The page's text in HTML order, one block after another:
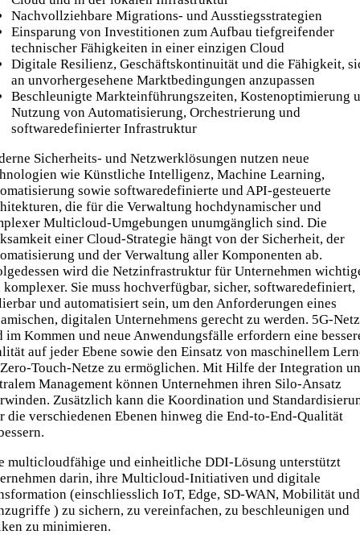
Nachvollziehbare Migrations- und Ausstiegsstrategien
Einsparung von Investitionen zum Aufbau tiefgreifender
technischer Fähigkeiten in einer einzigen Cloud
Digitale Resilienz, Geschäftskontinuität und die Fähigkeit,
an unvorhergesehene Marktbedingungen anzupassen
Beschleunigte Markteinführungszeiten, Kostenoptimierung
Nutzung von Automatisierung, Orchestrierung und
softwaredefinierter Infrastruktur
Sicherheits- und Netzwerklösungen nutzen neue
wie Künstliche Intelligenz, Machine Learning,
sowie softwaredefinierte und API-gesteuerte
die für die Verwaltung hochdynamischer und
Multicloud-Umgebungen unumgänglich sind. Die
einer Cloud-Strategie hängt von der Sicherheit, der
und der Verwaltung aller Komponenten ab.
wird die Netzinfrastruktur für Unternehmen
komplexer. Sie muss hochverfügbar, sicher, softwaredefiniert,
und automatisiert sein, um den Anforderungen eines
digitalen Unternehmens gerecht zu werden. 5G-
im Kommen und neue Anwendungsfälle erfordern eine
auf jeder Ebene sowie den Einsatz von maschinellem
Touch-Netze zu ermöglichen. Mit Hilfe der Integration
Management können Unternehmen ihren Silo-Ansatz
Zusätzlich kann die Koordination und
die verschiedenen Ebenen hinweg die End-to-End-Qualität
multicloudfähige und einheitliche DDI-Lösung unterstützt
darin, ihre Multicloud-Initiativen und digitale
(einschliesslich IoT, Edge, SD-WAN, Mobilität und
) zu sichern, zu vereinfachen, zu beschleunigen und
zu minimieren.